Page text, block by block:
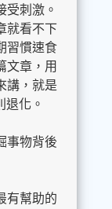
受刺激。
就看不下
習慣速食
文章，用
講，就是
化。
事物背後
有幫助的